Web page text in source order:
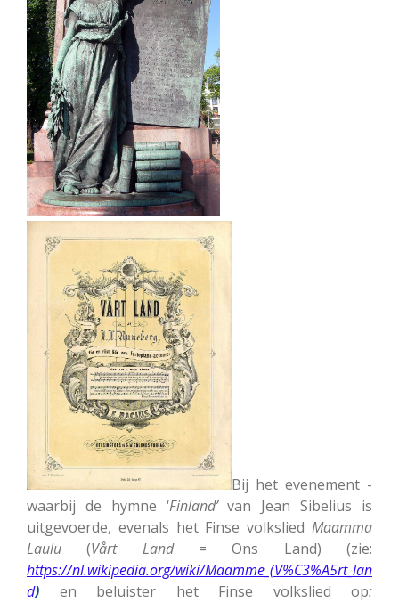
Bij het evenement -
waarbij de hymne ‘Finland’van Jean Sibelius is
uitgevoerde, evenals het Finse volkslied Maamma
Laulu (Vårt Land= Ons Land) (zie:
https://nl.wikipedia.org/wiki/Maamme_(V%C3%A5rt_lan
d) en beluister het Finse volkslied op: